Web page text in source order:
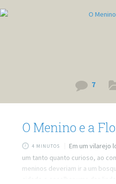
7
O Menino e a
4 MINUTOS
Em um vilarejo
um tanto quanto curioso, ao
meninos deveriam ir a um
cidade e escolher uma das